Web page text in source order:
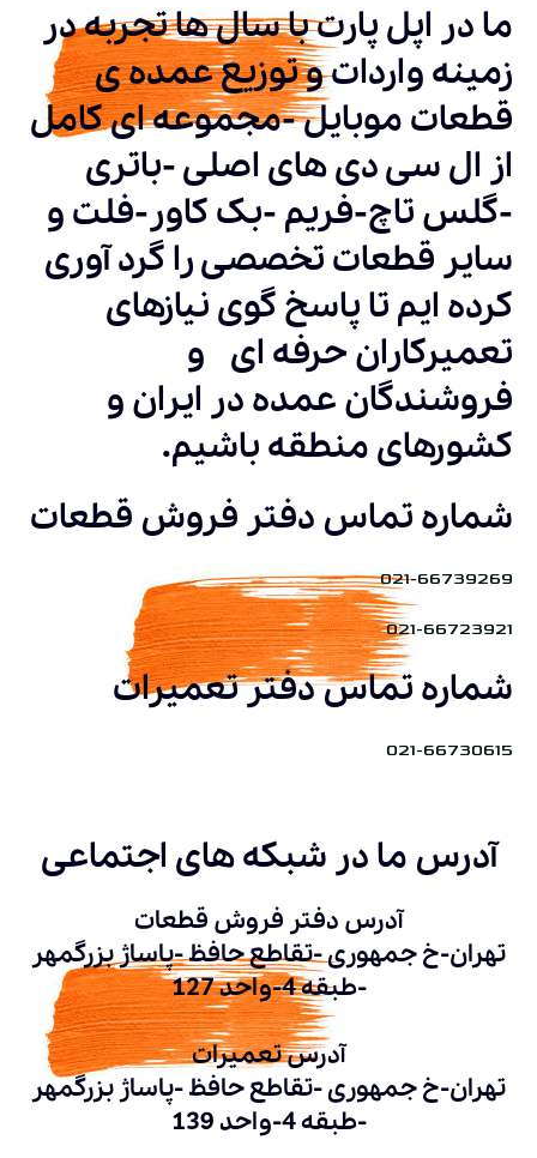
ما در اپل پارت با سال ها تجربه در
زمینه واردات و توزیع عمده ی
قطعات موبایل -مجموعه ای کامل
از ال سی دی های اصلی -باتری
-گلس تاچ-فریم -بک کاور-فلت و
سایر قطعات تخصصی را گرد آوری
کرده ایم تا پاسخ گوی نیازهای
تعمیرکاران حرفه ای و
فروشندگان عمده در ایران و
کشورهای منطقه باشیم.
شماره تماس دفتر فروش قطعات
021-66739269
021-66723921
شماره تماس دفتر تعمیرات
021-66730615
آدرس ما در شبکه های اجتماعی
آدرس دفتر فروش قطعات
تهران-خ جمهوری -تقاطع حافظ -پاساژ بزرگمهر
-طبقه 4-واحد 127
آدرس تعمیرات
تهران-خ جمهوری -تقاطع حافظ -پاساژ بزرگمهر
-طبقه 4-واحد 139